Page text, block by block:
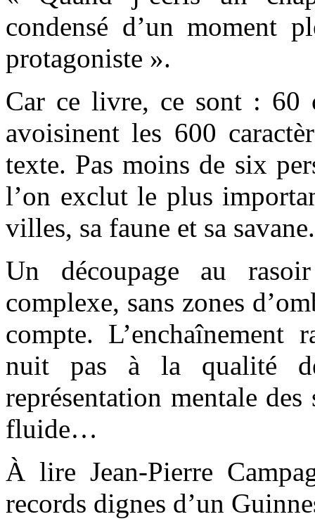
condensé d’un moment
protagoniste ».
Car ce livre, ce sont : 60
avoisinent les 600
texte. Pas moins de six
l’on exclut le plus
villes, sa faune et sa savane.
Un découpage au
complexe, sans zones
compte. L’enchaînement
nuit pas à la qualité
représentation mentale
fluide…
À lire Jean-Pierre
records dignes d’un